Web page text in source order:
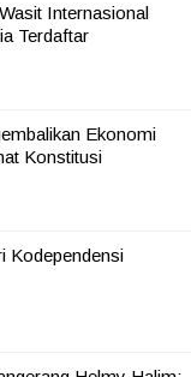
Internasional
Terdaftar
Ekonomi
Konstitusi
Kodependensi